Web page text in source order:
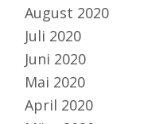
August 2020
Juli 2020
Juni 2020
Mai 2020
April 2020